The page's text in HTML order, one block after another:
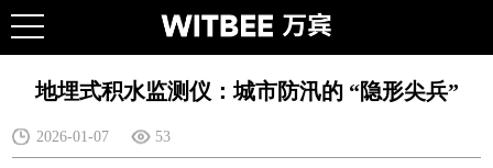
地埋式积水监测仪：城市防汛的 “隐形尖兵”
2026-01-07 53